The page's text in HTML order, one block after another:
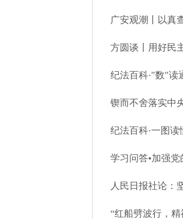
广安观潮丨以真
方圆谈丨用好民
纪法百科·"数"读
锲而不舍落实中
纪法百科·一图
“红船劈波行，精